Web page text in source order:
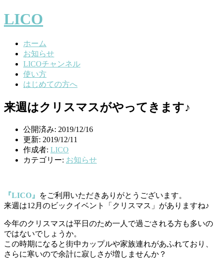
LICO
ホーム
お知らせ
LICOチャンネル
使い方
はじめての方へ
来週はクリスマスがやってきます♪
公開済み: 2019/12/16
更新: 2019/12/11
作成者: LICO
カテゴリー: お知らせ
『LICO』
をご利用いただきありがとうございます。
来週は12月のビックイベント「クリスマス」がありますね♪
今年のクリスマスは平日のため一人で過ごされる方も多いの
ではないでしょうか。
この時期になると街中カップルや家族連れがあふれており、
さらに寒いので余計に寂しさが増しませんか？